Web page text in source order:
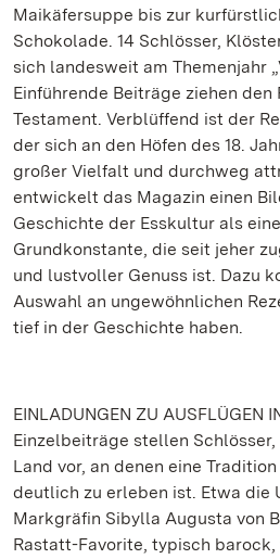
Maikäfersuppe bis zur
Schokolade. 14 Schlösser,
sich landesweit am Themenjahr
Einführende Beiträge ziehen den
Testament. Verblüffend ist der
der sich an den Höfen des 18.
großer Vielfalt und durchweg
entwickelt das Magazin einen
Geschichte der Esskultur als
Grundkonstante, die seit jeher
und lustvoller Genuss ist. Dazu
Auswahl an ungewöhnlichen
tief in der Geschichte haben.
EINLADUNGEN ZU AUSFLÜGEN
Einzelbeiträge stellen
Land vor, an denen eine
deutlich zu erleben ist. Etwa die
Markgräfin Sibylla Augusta von
Rastatt-Favorite, typisch